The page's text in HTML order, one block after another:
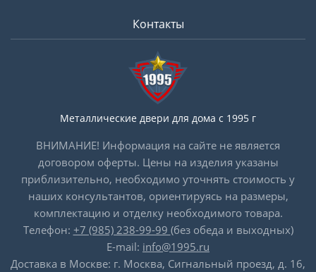
Контакты
Металлические двери для дома с 1995 г
ВНИМАНИЕ! Информация на сайте не является
договором оферты. Цены на изделия указаны
приблизительно, необходимо уточнять стоимость у
наших консультантов, ориентируясь на размеры,
комплектацию и отделку необходимого товара.
Телефон: +7 (985) 238-99-99 (без обеда и выходных)
E-mail: info@1995.ru
Доставка в Москве: г. Москва, Сигнальный проезд, д. 16,